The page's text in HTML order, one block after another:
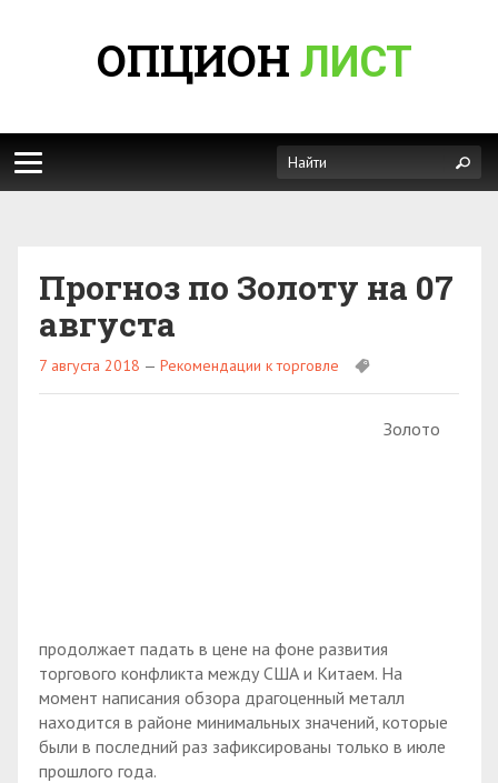
ОПЦИОН ЛИСТ
Прогноз по Золоту на 07
августа
7 августа 2018 — Рекомендации к торговле
Золото
продолжает падать в цене на фоне развития
торгового конфликта между США и Китаем. На
момент написания обзора драгоценный металл
находится в районе минимальных значений, которые
были в последний раз зафиксированы только в июле
прошлого года.